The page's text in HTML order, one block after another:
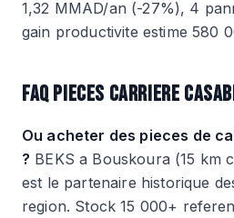
1,32 MMAD/an (-27%), 4
gain productivite estime 580
FAQ PIECES CARRIERE
Ou acheter des pieces de
? BEKS a Bouskoura (15 km
est le partenaire historique
region. Stock 15 000+